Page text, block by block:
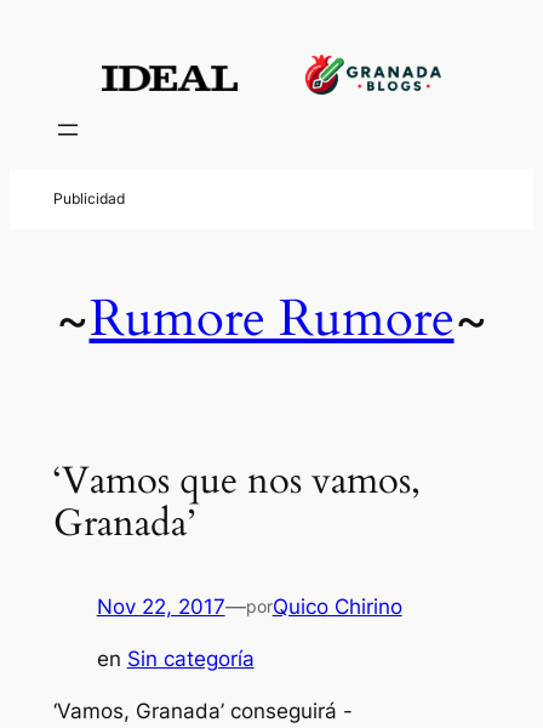
~Rumore Rumore~
‘Vamos que nos vamos,
Granada’
Nov 22, 2017—porQuico Chirino
en Sin categoría
‘Vamos, Granada’ conseguirá -